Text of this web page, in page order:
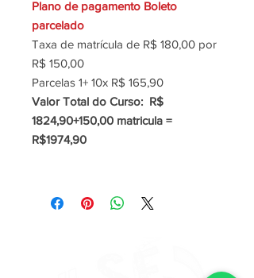
Plano de pagamento Boleto
parcelado
Taxa de matrícula de R$ 180,00 por
R$ 150,00
Parcelas 1+ 10x R$ 165,90
Valor Total do Curso: R$
1824,90+150,00 matricula =
R$1974,90